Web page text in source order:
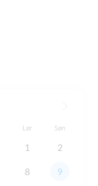
Lør Søn
1 2
8 9